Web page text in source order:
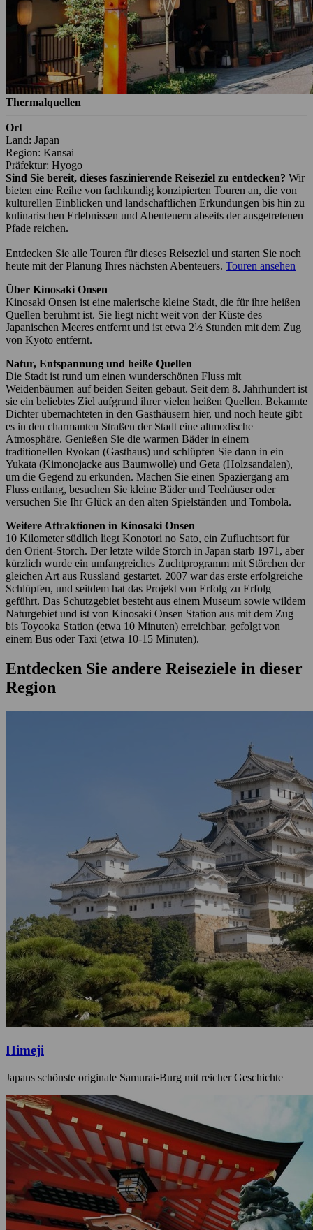
Thermalquellen
Ort
Land: Japan
Region: Kansai
Präfektur: Hyogo
Sind Sie bereit, dieses faszinierende Reiseziel zu entdecken? Wir
bieten eine Reihe von fachkundig konzipierten Touren an, die von
kulturellen Einblicken und landschaftlichen Erkundungen bis hin zu
kulinarischen Erlebnissen und Abenteuern abseits der ausgetretenen
Pfade reichen.
Entdecken Sie alle Touren für dieses Reiseziel und starten Sie noch
heute mit der Planung Ihres nächsten Abenteuers. Touren ansehen
Über Kinosaki Onsen
Kinosaki Onsen ist eine malerische kleine Stadt, die für ihre heißen
Quellen berühmt ist. Sie liegt nicht weit von der Küste des
Japanischen Meeres entfernt und ist etwa 2½ Stunden mit dem Zug
von Kyoto entfernt.
Natur, Entspannung und heiße Quellen
Die Stadt ist rund um einen wunderschönen Fluss mit
Weidenbäumen auf beiden Seiten gebaut. Seit dem 8. Jahrhundert ist
sie ein beliebtes Ziel aufgrund ihrer vielen heißen Quellen. Bekannte
Dichter übernachteten in den Gasthäusern hier, und noch heute gibt
es in den charmanten Straßen der Stadt eine altmodische
Atmosphäre. Genießen Sie die warmen Bäder in einem
traditionellen Ryokan (Gasthaus) und schlüpfen Sie dann in ein
Yukata (Kimonojacke aus Baumwolle) und Geta (Holzsandalen),
um die Gegend zu erkunden. Machen Sie einen Spaziergang am
Fluss entlang, besuchen Sie kleine Bäder und Teehäuser oder
versuchen Sie Ihr Glück an den alten Spielständen und Tombola.
Weitere Attraktionen in Kinosaki Onsen
10 Kilometer südlich liegt Konotori no Sato, ein Zufluchtsort für
den Orient-Storch. Der letzte wilde Storch in Japan starb 1971, aber
kürzlich wurde ein umfangreiches Zuchtprogramm mit Störchen der
gleichen Art aus Russland gestartet. 2007 war das erste erfolgreiche
Schlüpfen, und seitdem hat das Projekt von Erfolg zu Erfolg
geführt. Das Schutzgebiet besteht aus einem Museum sowie wildem
Naturgebiet und ist von Kinosaki Onsen Station aus mit dem Zug
bis Toyooka Station (etwa 10 Minuten) erreichbar, gefolgt von
einem Bus oder Taxi (etwa 10-15 Minuten).
Entdecken Sie andere Reiseziele in dieser
Region
Himeji
Japans schönste originale Samurai-Burg mit reicher Geschichte